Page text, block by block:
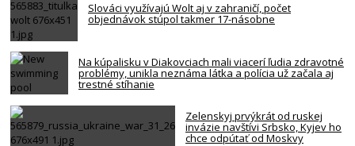
Slováci využívajú Wolt aj v zahraničí, počet
objednávok stúpol takmer 17-násobne
Na kúpalisku v Diakovciach mali viacerí ľudia zdravotné
problémy, unikla neznáma látka a polícia už začala aj
trestné stíhanie
Zelenskyj prvýkrát od ruskej
invázie navštívi Srbsko, Kyjev ho
chce odpútať od Moskvy